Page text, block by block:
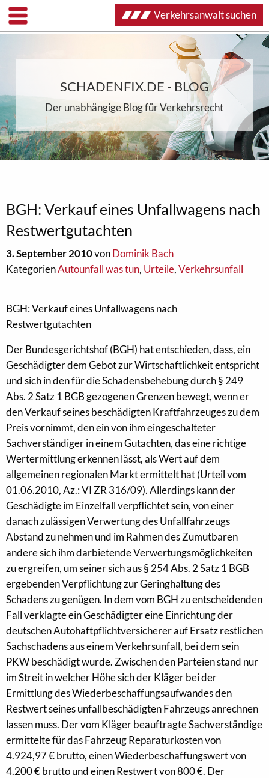
SCHADENFIX.DE - BLOG
Der unabhängige Blog für Verkehrsrecht
BGH: Verkauf eines Unfallwagens nach
Restwertgutachten
3. September 2010vonDominik Bach
KategorienAutounfall was tun, Urteile,Verkehrsunfall
BGH: Verkauf eines Unfallwagens nach
Restwertgutachten
Der Bundesgerichtshof (BGH) hat entschieden, dass, ein
Geschädigter dem Gebot zur Wirtschaftlichkeit entspricht
und sich in den für die Schadensbehebung durch § 249
Abs. 2 Satz 1 BGB gezogenen Grenzen bewegt, wenn er
den Verkauf seines beschädigten Kraftfahrzeuges zu dem
Preis vornimmt, den ein von ihm eingeschalteter
Sachverständiger in einem Gutachten, das eine richtige
Wertermittlung erkennen lässt, als Wert auf dem
allgemeinen regionalen Markt ermittelt hat (Urteil vom
01.06.2010, Az.: VI ZR 316/09). Allerdings kann der
Geschädigte im Einzelfall verpflichtet sein, von einer
danach zulässigen Verwertung des Unfallfahrzeugs
Abstand zu nehmen und im Rahmen des Zumutbaren
andere sich ihm darbietende Verwertungsmöglichkeiten
zu ergreifen, um seiner sich aus § 254 Abs. 2 Satz 1 BGB
ergebenden Verpflichtung zur Geringhaltung des
Schadens zu genügen. In dem vom BGH zu entscheidenden
Fall verklagte ein Geschädigter eine Einrichtung der
deutschen Autohaftpflichtversicherer auf Ersatz restlichen
Sachschadens aus einem Verkehrsunfall, bei dem sein
PKW beschädigt wurde. Zwischen den Parteien stand nur
im Streit in welcher Höhe sich der Kläger bei der
Ermittlung des Wiederbeschaffungsaufwandes den
Restwert seines unfallbeschädigten Fahrzeugs anrechnen
lassen muss. Der vom Kläger beauftragte Sachverständige
ermittelte für das Fahrzeug Reparaturkosten von
4.924,97 € brutto, einen Wiederbeschaffungswert von
4.200 € brutto und einen Restwert von 800 €. Der
Verkehrsanwalt suchen